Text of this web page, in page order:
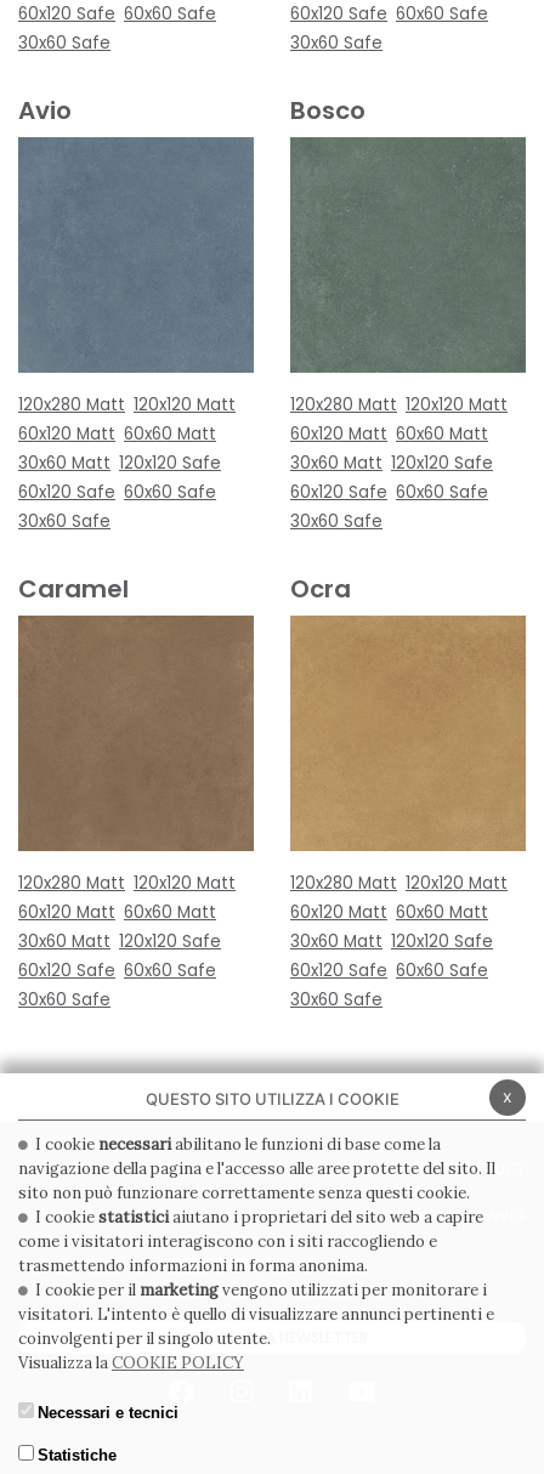
60x120 Safe 60x60 Safe
30x60 Safe
60x120 Safe 60x60 Safe
30x60 Safe
Avio
120x280 Matt 120x120 Matt
60x120 Matt 60x60 Matt
30x60 Matt 120x120 Safe
60x120 Safe 60x60 Safe
30x60 Safe
Bosco
120x280 Matt 120x120 Matt
60x120 Matt 60x60 Matt
30x60 Matt 120x120 Safe
60x120 Safe 60x60 Safe
30x60 Safe
Caramel
120x280 Matt 120x120 Matt
60x120 Matt 60x60 Matt
30x60 Matt 120x120 Safe
60x120 Safe 60x60 Safe
30x60 Safe
Ocra
120x280 Matt 120x120 Matt
60x120 Matt 60x60 Matt
30x60 Matt 120x120 Safe
60x120 Safe 60x60 Safe
30x60 Safe
PRIVACY POLICY COOKIE POLICY
CONDIZIONI GENERALI WHISTLEBLOWING
CODICE ETICO
ISCRIVITI ALLA NEWSLETTER
x
QUESTO SITO UTILIZZA I COOKIE
I cookie necessariabilitano le funzioni di base come la
navigazione della pagina e l'accesso alle aree protette del sito. Il
sito non può funzionare correttamente senza questi cookie.
I cookiestatisticiaiutano i proprietari del sito web a capire
come i visitatori interagiscono con i siti raccogliendo e
trasmettendo informazioni in forma anonima.
I cookie per il marketingvengono utilizzati per monitorare i
visitatori. L'intento è quello di visualizzare annunci pertinenti e
coinvolgenti per il singolo utente.
Visualizza laCOOKIE POLICY
Necessari e tecnici
Statistiche